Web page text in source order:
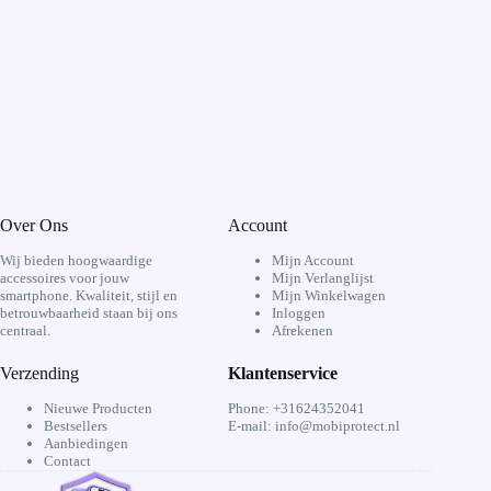
Over Ons
Wij bieden hoogwaardige
accessoires voor jouw
smartphone. Kwaliteit, stijl en
betrouwbaarheid staan bij ons
centraal.
Account
Mijn Account
Mijn Verlanglijst
Mijn Winkelwagen
Inloggen
Afrekenen
Verzending
Nieuwe Producten
Bestsellers
Aanbiedingen
Contact
Klantenservice
Phone: +31624352041
E-mail: info@mobiprotect.nl